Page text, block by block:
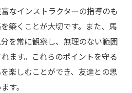
なインストラクターの指導のも
築くことが大切です。また、馬
を常に観察し、無理のない範囲
ます。これらのポイントを守る
楽しむことができ、友達との思
す。